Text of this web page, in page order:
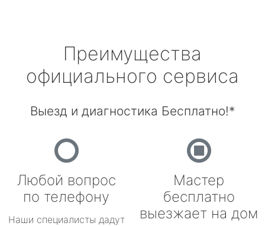
Преимущества
официального сервиса
Выезд и диагностика Бесплатно!*
Любой вопрос
по телефону
Наши специалисты дадут
Мастер
бесплатно
выезжает на дом